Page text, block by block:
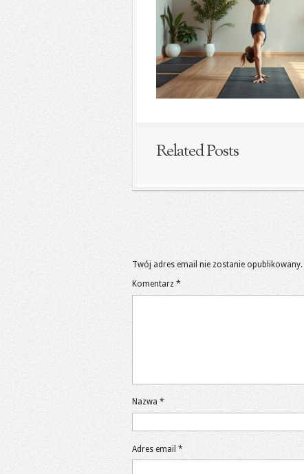
Related Posts
Twój adres email nie zostanie opublikowany.
Komentarz *
Nazwa *
Adres email *